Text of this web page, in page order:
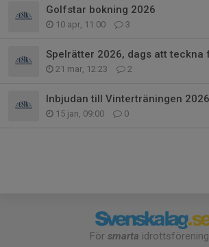
Golfstar bokning 2026
10 apr, 11:00 3
21 mar, 12:23 2
Inbjudan till Vinterträningen 2026
15 jan, 09:00 0
För smarta